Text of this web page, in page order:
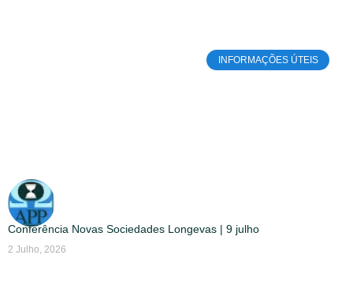
INFORMAÇÕES ÚTEIS
Conferência Novas Sociedades Longevas | 9 julho
2 Julho, 2026